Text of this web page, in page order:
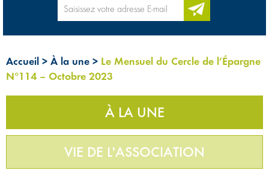
Accueil > À la une > Le Mensuel du Cercle de l’Épargne
N°114 – Octobre 2023
À LA UNE
VIE DE L'ASSOCIATION